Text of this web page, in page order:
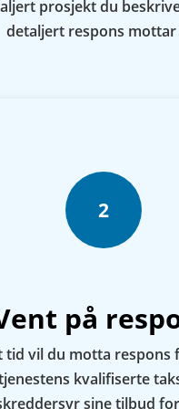
prosjekt du
detaljert respons mottar
2
på
tid vil du motta respons
kvalifiserte
sine tilbud